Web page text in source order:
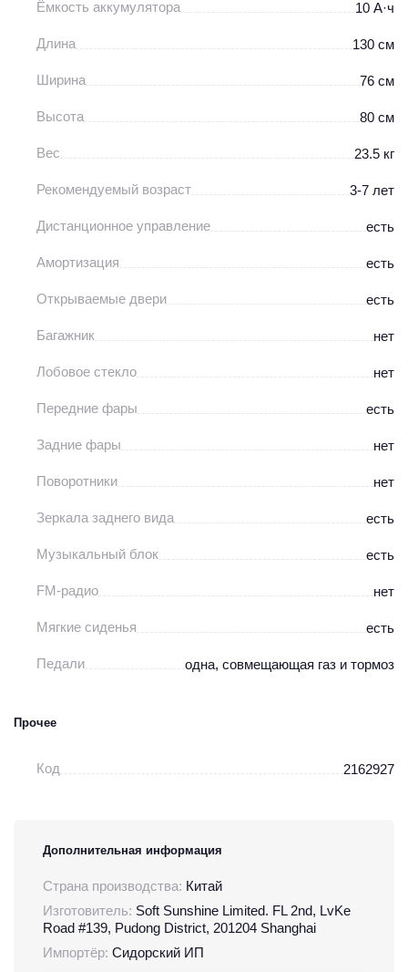
Ёмкость аккумулятора 10 А·ч
Длина 130 см
Ширина 76 см
Высота 80 см
Вес 23.5 кг
Рекомендуемый возраст 3-7 лет
Дистанционное управление есть
Амортизация есть
Открываемые двери есть
Багажник нет
Лобовое стекло нет
Передние фары есть
Задние фары нет
Поворотники нет
Зеркала заднего вида есть
Музыкальный блок есть
FM-радио нет
Мягкие сиденья есть
Педали одна, совмещающая газ и тормоз
Прочее
Код 2162927
Дополнительная информация
Страна производства: Китай
Изготовитель: Soft Sunshine Limited. FL 2nd, LvKe
Road #139, Pudong District, 201204 Shanghai
Импортёр: Сидорский ИП